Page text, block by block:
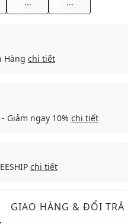
Hàng chi tiết
Giảm ngay 10% chi tiết
chi tiết
GIAO HÀNG & ĐỔI TRẢ